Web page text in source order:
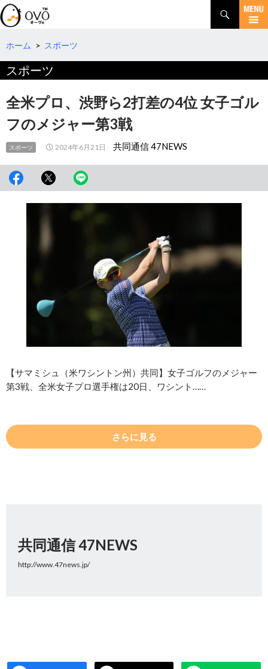
検
索
コ
テ
へ
動
ホーム > スポーツ
スポーツ
全米プロ、渋野ら2打差の4位 女子ゴル
フのメジャー第3戦
スポーツ 2024年6月21日 共同通信 47NEWS
【サマミシュ（米ワシントン州）共同】女子ゴルフのメジャー
第3戦、全米女子プロ選手権は20日、ワシント……
さらに見る
共同通信 47NEWS
http://www.47news.jp/